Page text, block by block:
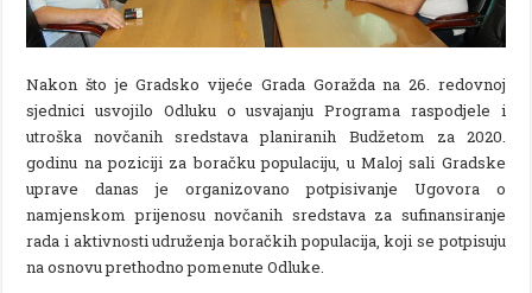
Nakon što je Gradsko vijeće Grada Goražda na 26. redovnoj
sjednici usvojilo Odluku o usvajanju Programa raspodjele i
utroška novčanih sredstava planiranih Budžetom za 2020.
godinu na poziciji za boračku populaciju, u Maloj sali Gradske
uprave danas je organizovano potpisivanje Ugovora o
namjenskom prijenosu novčanih sredstava za sufinansiranje
rada i aktivnosti udruženja boračkih populacija, koji se potpisuju
na osnovu prethodno pomenute Odluke.